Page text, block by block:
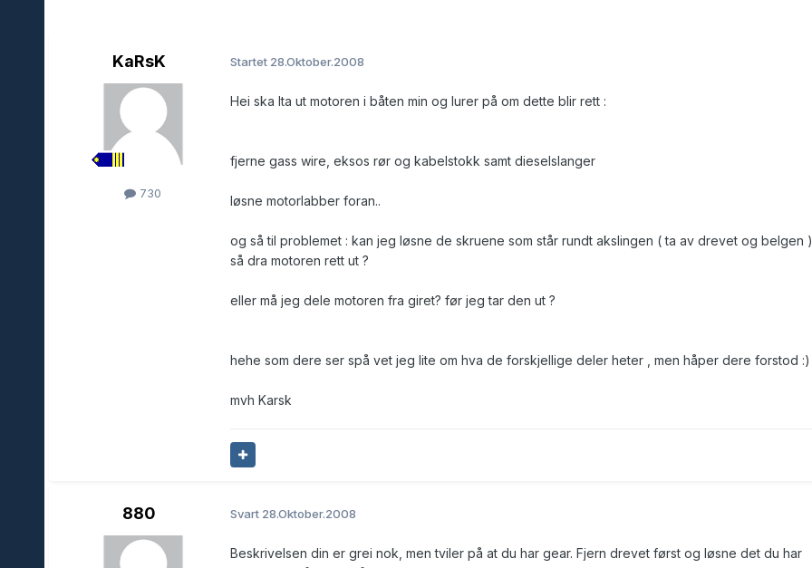
KaRsK
730
Startet 28.Oktober.2008
Hei ska lta ut motoren i båten min og lurer på om dette blir rett :
fjerne gass wire, eksos rør og kabelstokk samt dieselslanger
løsne motorlabber foran..
og så til problemet : kan jeg løsne de skruene som står rundt akslingen ( ta av drevet og belgen
så dra motoren rett ut ?
eller må jeg dele motoren fra giret? før jeg tar den ut ?
hehe som dere ser spå vet jeg lite om hva de forskjellige deler heter , men håper dere forstod :)
mvh Karsk
880 Svart 28.Oktober.2008
Beskrivelsen din er grei nok, men tviler på at du har gear. Fjern drevet først og løsne det du har